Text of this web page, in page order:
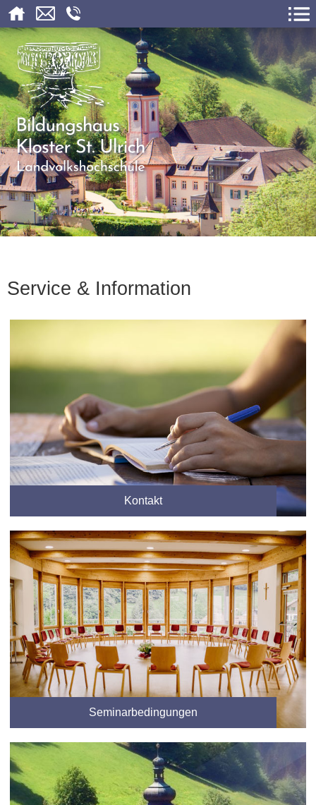
Service & Information
Kontakt
Seminarbedingungen